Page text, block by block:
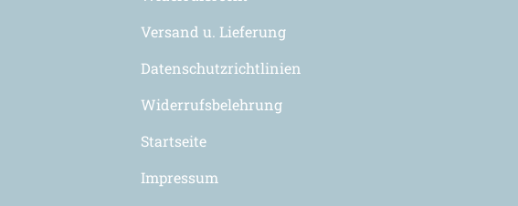
Versand u. Lieferung
Datenschutzrichtlinien
Widerrufsbelehrung
Startseite
Impressum